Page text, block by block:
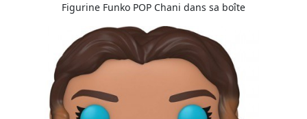
Figurine Funko POP Chani dans sa boîte